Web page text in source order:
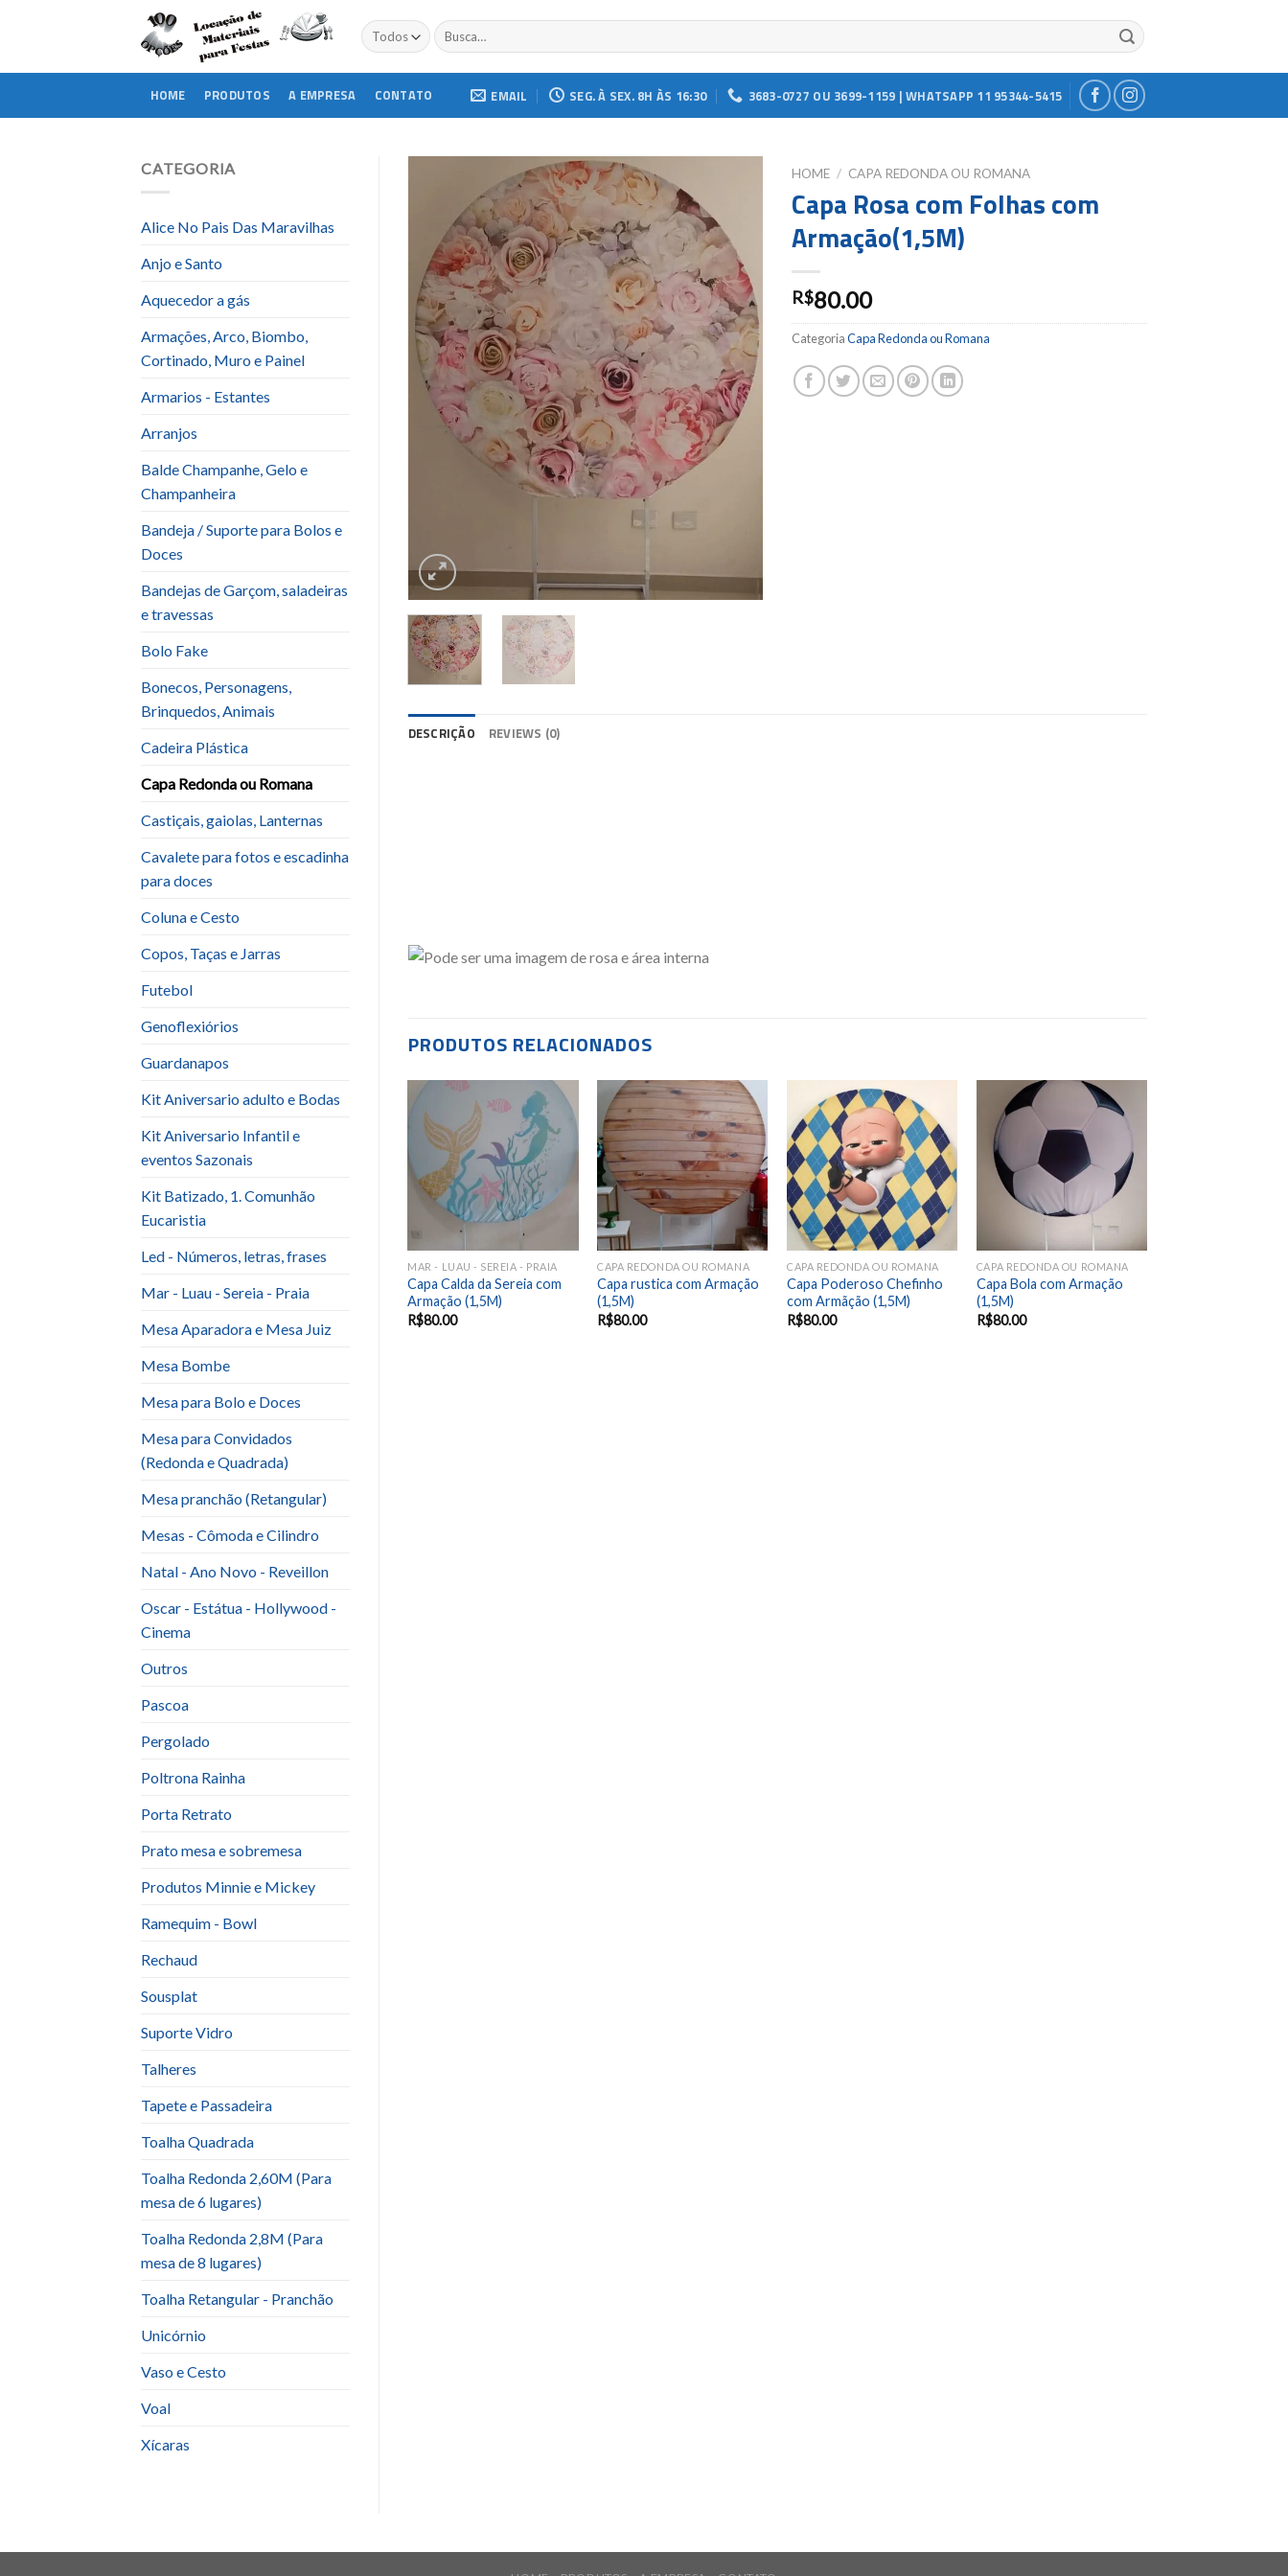
Buscar
por:
HOME PRODUTOS A EMPRESA CONTATO EMAIL SEG. À SEX. 8H ÀS 16:30 3683-0727 OU 3699-1159 | WHATSAPP 11 95344-5415
CATEGORIA
Alice No Pais Das Maravilhas
Anjo e Santo
Aquecedor a gás
Armações, Arco, Biombo,
Cortinado, Muro e Painel
Armarios - Estantes
Arranjos
Balde Champanhe, Gelo e
Champanheira
Bandeja / Suporte para Bolos e
Doces
Bandejas de Garçom, saladeiras
e travessas
Bolo Fake
Bonecos, Personagens,
Brinquedos, Animais
Cadeira Plástica
Capa Redonda ou Romana
Castiçais, gaiolas, Lanternas
Cavalete para fotos e escadinha
para doces
Coluna e Cesto
Copos, Taças e Jarras
Futebol
Genoflexiórios
Guardanapos
Kit Aniversario adulto e Bodas
Kit Aniversario Infantil e
eventos Sazonais
Kit Batizado, 1. Comunhão
Eucaristia
Led - Números, letras, frases
Mar - Luau - Sereia - Praia
Mesa Aparadora e Mesa Juiz
Mesa Bombe
Mesa para Bolo e Doces
Mesa para Convidados
(Redonda e Quadrada)
Mesa pranchão (Retangular)
Mesas - Cômoda e Cilindro
Natal - Ano Novo - Reveillon
Oscar - Estátua - Hollywood -
Cinema
Outros
Pascoa
Pergolado
Poltrona Rainha
Porta Retrato
Prato mesa e sobremesa
Produtos Minnie e Mickey
Ramequim - Bowl
Rechaud
Sousplat
Suporte Vidro
Talheres
Tapete e Passadeira
Toalha Quadrada
Toalha Redonda 2,60M (Para
mesa de 6 lugares)
Toalha Redonda 2,8M (Para
mesa de 8 lugares)
Toalha Retangular - Pranchão
Unicórnio
Vaso e Cesto
Voal
Xícaras
Add to
wishlist
HOME / CAPA REDONDA OU ROMANA
Capa Rosa com Folhas com
Armação(1,5M)
R$80.00
CategoriaCapa Redonda ou Romana
DESCRIÇÃO REVIEWS (0)
PRODUTOS RELACIONADOS
Add to
wishlist
MAR - LUAU - SEREIA - PRAIA
Capa Calda da Sereia com
Armação (1,5M)
R$80.00
Add to
wishlist
CAPA REDONDA OU ROMANA
Capa rustica com Armação
(1,5M)
R$80.00
Add to
wishlist
CAPA REDONDA OU ROMANA
Capa Poderoso Chefinho
com Armãção (1,5M)
R$80.00
Add to
CAPA REDONDA OU ROMANA
Capa Bola com Armação
(1,5M)
R$80.00
Add to
CAPA REDONDA OU ROMANA
armação 1,5m